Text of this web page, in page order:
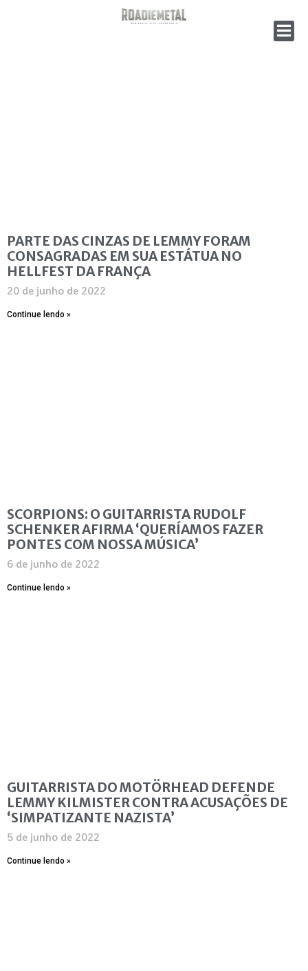
PARTE DAS CINZAS DE LEMMY FORAM
CONSAGRADAS EM SUA ESTÁTUA NO
HELLFEST DA FRANÇA
20 de junho de 2022
Continue lendo »
SCORPIONS: O GUITARRISTA RUDOLF
SCHENKER AFIRMA ‘QUERÍAMOS FAZER
PONTES COM NOSSA MÚSICA’
6 de junho de 2022
Continue lendo »
GUITARRISTA DO MOTÖRHEAD DEFENDE
LEMMY KILMISTER CONTRA ACUSAÇÕES DE
‘SIMPATIZANTE NAZISTA’
5 de junho de 2022
Continue lendo »